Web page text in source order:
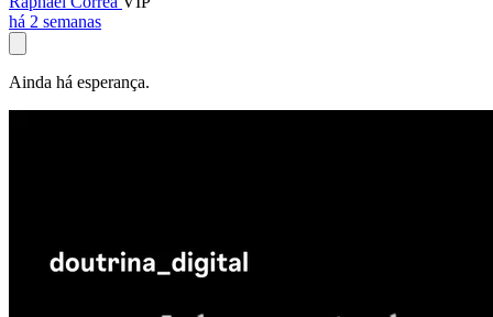
há 2 semanas
Ainda há esperança.